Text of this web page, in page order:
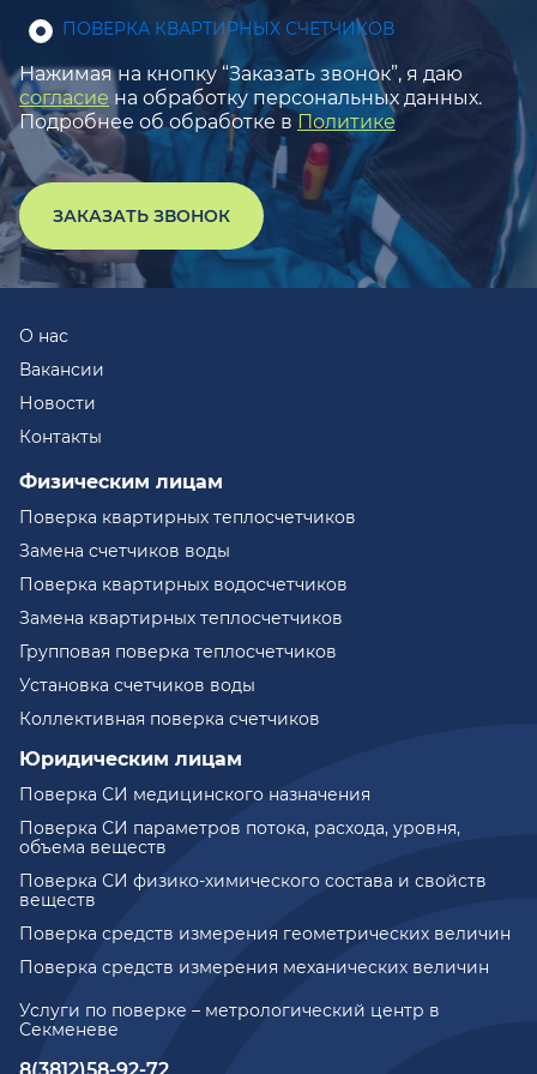
ПОВЕРКА КВАРТИРНЫХ СЧЕТЧИКОВ
Нажимая на кнопку “Заказать звонок”, я даю
согласие на обработку персональных данных.
Подробнее об обработке в Политике
ЗАКАЗАТЬ ЗВОНОК
Услуги по поверке – метрологический центр в
Секменеве
О нас
Вакансии
Новости
Контакты
Физическим лицам
Поверка квартирных теплосчетчиков
Замена счетчиков воды
Поверка квартирных водосчетчиков
Замена квартирных теплосчетчиков
Групповая поверка теплосчетчиков
Установка счетчиков воды
Коллективная поверка счетчиков
Юридическим лицам
Поверка СИ медицинского назначения
Поверка СИ параметров потока, расхода, уровня,
объема веществ
Поверка СИ физико-химического состава и свойств
веществ
Поверка средств измерения геометрических величин
Поверка средств измерения механических величин